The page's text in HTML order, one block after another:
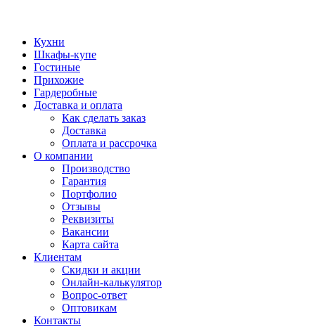
Кухни
Шкафы-купе
Гостиные
Прихожие
Гардеробные
Доставка и оплата
Как сделать заказ
Доставка
Оплата и рассрочка
О компании
Производство
Гарантия
Портфолио
Отзывы
Реквизиты
Вакансии
Карта сайта
Клиентам
Скидки и акции
Онлайн-калькулятор
Вопрос-ответ
Оптовикам
Контакты